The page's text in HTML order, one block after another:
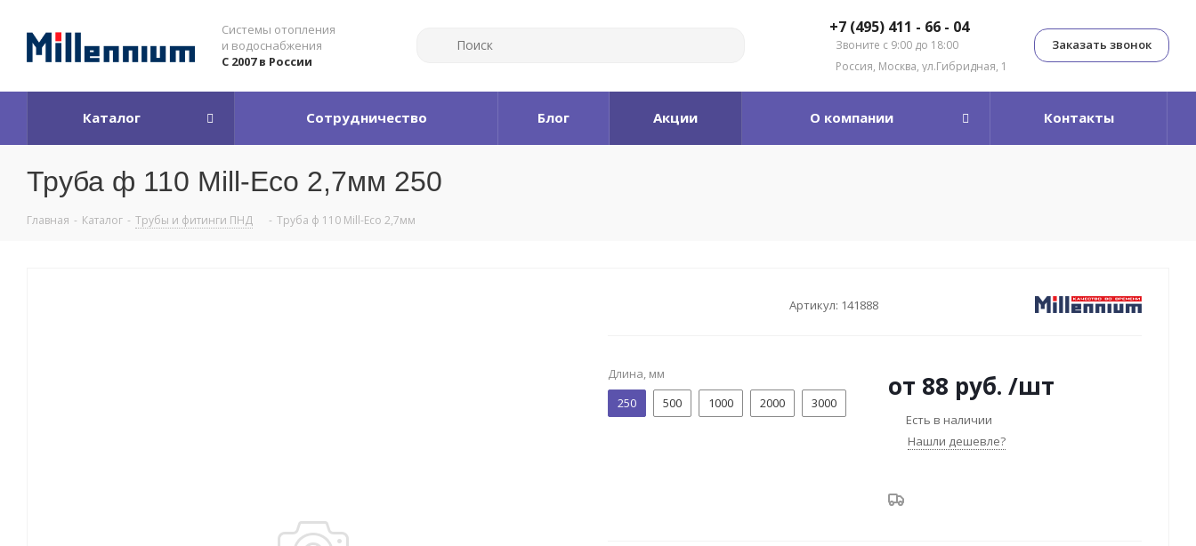
Системы отопления
и водоснабжения
С 2007 в России
+7 (495) 411 - 66 - 04
Звоните с 9:00 до 18:00
Россия, Москва, ул.Гибридная, 1
Заказать звонок
Каталог Сотрудничество Блог Акции О компании Контакты
Труба ф 110 Mill-Eco 2,7мм 250
Главная - Каталог - Трубы и фитинги ПНД - Труба ф 110 Mill-Eco 2,7мм
Артикул: 141888
Длина, мм
250
500 1000 2000 3000
от 88 руб. /шт
Есть в наличии
Нашли дешевле?